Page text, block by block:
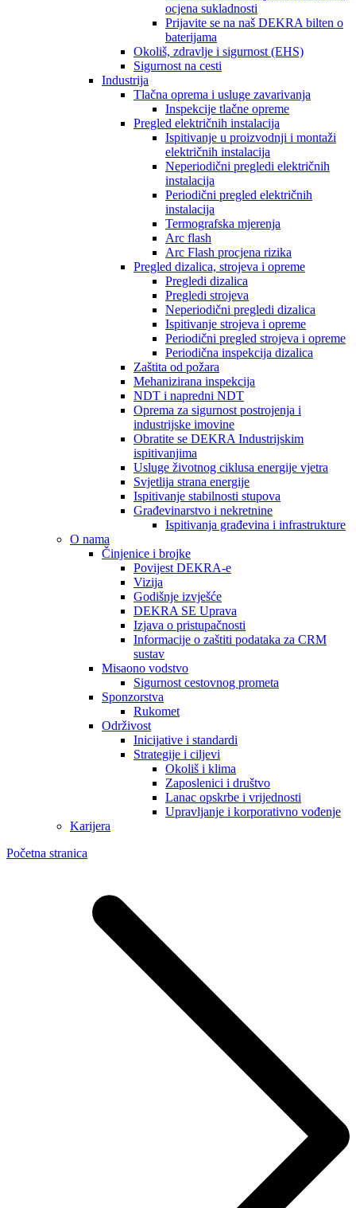
ocjena sukladnosti
Prijavite se na naš DEKRA bilten o
baterijama
Okoliš, zdravlje i sigurnost (EHS)
Sigurnost na cesti
Industrija
Tlačna oprema i usluge zavarivanja
Inspekcije tlačne opreme
Pregled električnih instalacija
Ispitivanje u proizvodnji i montaži
električnih instalacija
Neperiodični pregledi električnih
instalacija
Periodični pregled električnih
instalacija
Termografska mjerenja
Arc flash
Arc Flash procjena rizika
Pregled dizalica, strojeva i opreme
Pregledi dizalica
Pregledi strojeva
Neperiodični pregledi dizalica
Ispitivanje strojeva i opreme
Periodični pregled strojeva i opreme
Periodična inspekcija dizalica
Zaštita od požara
Mehanizirana inspekcija
NDT i napredni NDT
Oprema za sigurnost postrojenja i
industrijske imovine
Obratite se DEKRA Industrijskim
ispitivanjima
Usluge životnog ciklusa energije vjetra
Svjetlija strana energije
Ispitivanje stabilnosti stupova
Građevinarstvo i nekretnine
Ispitivanja građevina i infrastrukture
O nama
Činjenice i brojke
Povijest DEKRA-e
Vizija
Godišnje izvješće
DEKRA SE Uprava
Izjava o pristupačnosti
Informacije o zaštiti podataka za CRM
sustav
Misaono vodstvo
Sigurnost cestovnog prometa
Sponzorstva
Rukomet
Održivost
Inicijative i standardi
Strategije i ciljevi
Okoliš i klima
Zaposlenici i društvo
Lanac opskrbe i vrijednosti
Upravljanje i korporativno vođenje
Karijera
Početna stranica